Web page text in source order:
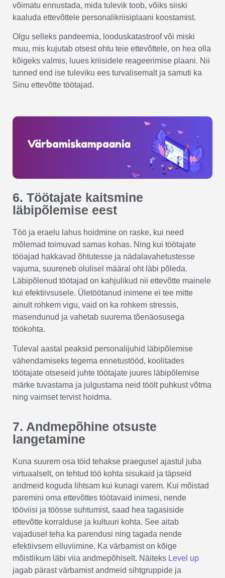
võimatu ennustada, mida tulevik toob, võiks siiski
kaaluda ettevõttele personalikriisiplaani koostamist.
Olgu selleks pandeemia, looduskatastroof või miski
muu, mis kujutab otsest ohtu teie ettevõttele, on hea olla
kõigeks valmis, luues kriisidele reageerimise plaani. Nii
tunned end ise tuleviku ees turvalisemalt ja samuti ka
Sinu ettevõtte töötajad.
6. Töötajate kaitsmine
läbipõlemise eest
Töö ja eraelu lahus hoidmine on raske, kui need
mõlemad toimuvad samas kohas. Ning kui töötajate
tööajad hakkavad õhtutesse ja nädalavahetustesse
vajuma, suureneb olulisel määral oht läbi põleda.
Läbipõlenud töötajad on kahjulikud nii ettevõtte mainele
kui efektiivsusele. Ületöötanud inimene ei tee mitte
ainult rohkem vigu, vaid on ka rohkem stressis,
masendunud ja vahetab suurema tõenäosusega
töökohta.
Tuleval aastal peaksid personalijuhid läbipõlemise
vähendamiseks tegema ennetustööd, koolitades
töötajate otseseid juhte töötajate juures läbipõlemise
märke tuvastama ja julgustama neid töölt puhkust võtma
ning vaimset tervist hoidma.
7. Andmepõhine otsuste
langetamine
Kuna suurem osa töid tehakse praegusel ajastul juba
virtuaalselt, on tehtud töö kohta sisukaid ja täpseid
andmeid koguda lihtsam kui kunagi varem. Kui mõistad
paremini oma ettevõttes töötavaid inimesi, nende
tööviisi ja töösse suhtumist, saad hea tagasiside
ettevõtte korralduse ja kultuuri kohta. See aitab
vajadusel teha ka parendusi ning tagada nende
efektiivsem elluviimine. Ka värbamist on kõige
mõistlikum läbi viia andmepõhiselt. Näiteks Level up
jagab pärast värbamist andmeid sihtgruppide ja